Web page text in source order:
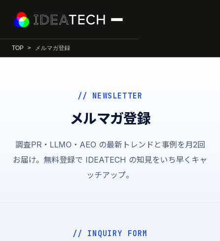
TOP メルマガ登録
// NEWSLETTER
メルマガ登録
調査PR・LLMO・AEO の最新トレンドと事例を月2回
お届け。無料登録で IDEATECH の知見をいち早くキャ
ッチアップ。
// INQUIRY FORM